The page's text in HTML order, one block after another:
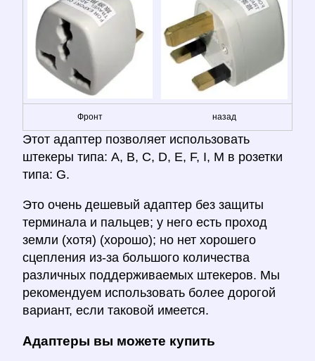
Фронт назад
Этот адаптер позволяет использовать
штекеры типа: A, B, C, D, E, F, I, M в розетки
типа: G.
Это очень дешевый адаптер без защиты
терминала и пальцев; у него есть проход
земли (хотя) (хорошо); но нет хорошего
сцепления из-за большого количества
различных поддерживаемых штекеров. Мы
рекомендуем использовать более дорогой
вариант, если таковой имеется.
Адаптеры вы можете купить